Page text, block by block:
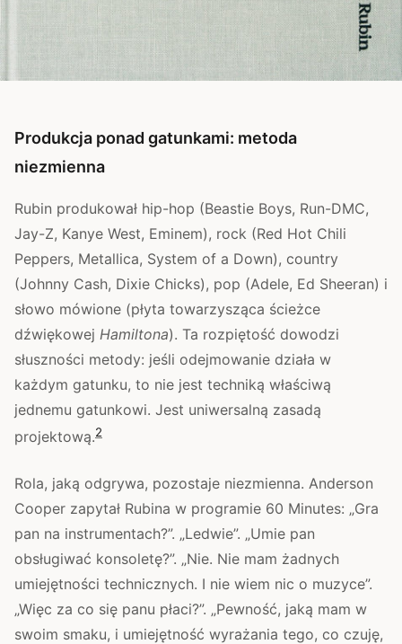
Produkcja ponad gatunkami: metoda
niezmienna
Rubin produkował hip-hop (Beastie Boys, Run-DMC,
Jay-Z, Kanye West, Eminem), rock (Red Hot Chili
Peppers, Metallica, System of a Down), country
(Johnny Cash, Dixie Chicks), pop (Adele, Ed Sheeran) i
słowo mówione (płyta towarzysząca ścieżce
dźwiękowej Hamiltona). Ta rozpiętość dowodzi
słuszności metody: jeśli odejmowanie działa w
każdym gatunku, to nie jest techniką właściwą
jednemu gatunkowi. Jest uniwersalną zasadą
projektową.2
Rola, jaką odgrywa, pozostaje niezmienna. Anderson
Cooper zapytał Rubina w programie 60 Minutes: „Gra
pan na instrumentach?”. „Ledwie”. „Umie pan
obsługiwać konsoletę?”. „Nie. Nie mam żadnych
umiejętności technicznych. I nie wiem nic o muzyce”.
„Więc za co się panu płaci?”. „Pewność, jaką mam w
swoim smaku, i umiejętność wyrażania tego, co czuję,